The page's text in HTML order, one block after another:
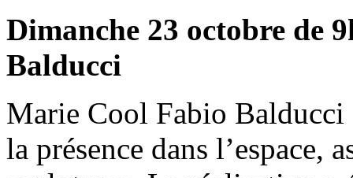
Dimanche 23 octobre de
Balducci
Marie Cool Fabio Balducci
la présence dans l’espace,